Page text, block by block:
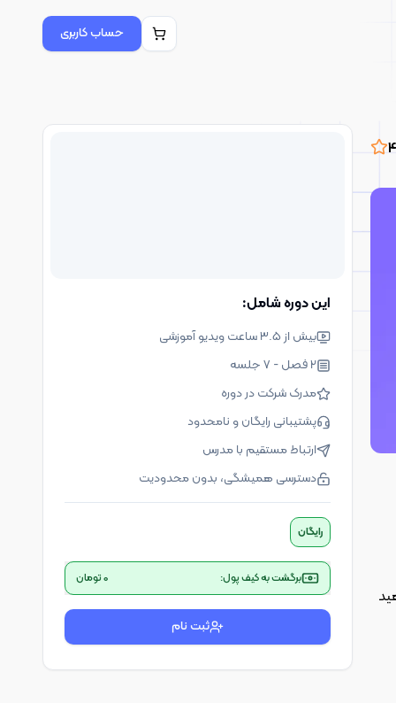
حساب کاربری
مشاهده تیزر
این دوره شامل:
بیش از 3.5 ساعت ویدیو آموزشی
2 فصل - 7 جلسه
مدرک شرکت در دوره
پشتیبانی رایگان و نامحدود
ارتباط مستقیم با مدرس
دسترسی همیشگی، بدون محدودیت
رایگان
برگشت به کیف پول: 0تومان
ثبت نام